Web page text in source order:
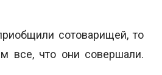
сотоварищей, то
все, что они совершали.